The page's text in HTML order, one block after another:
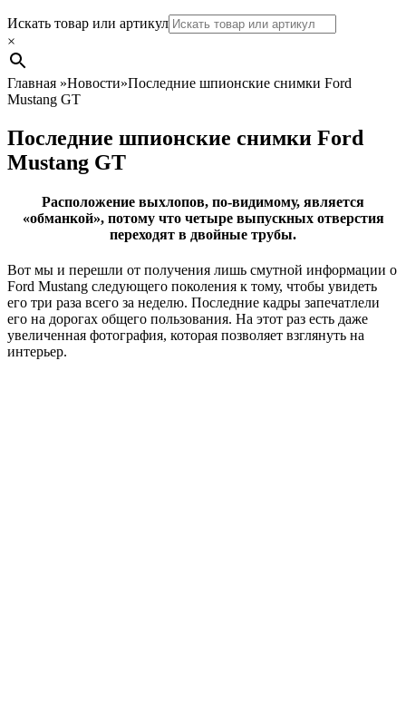
Search
Искать товар или артикул
×
Главная »Новости»Последние шпионские снимки Ford
Mustang GT
Последние шпионские снимки Ford
Mustang GT
Расположение выхлопов, по-видимому, является
«обманкой», потому что четыре выпускных отверстия
переходят в двойные трубы.
Вот мы и перешли от получения лишь смутной информации о
Ford Mustang следующего поколения к тому, чтобы увидеть
его три раза всего за неделю. Последние кадры запечатлели
его на дорогах общего пользования. На этот раз есть даже
увеличенная фотография, которая позволяет взглянуть на
интерьер.